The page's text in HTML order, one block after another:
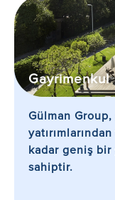
Gayrimenkul
Gülman
kadar geniş
sahiptir.